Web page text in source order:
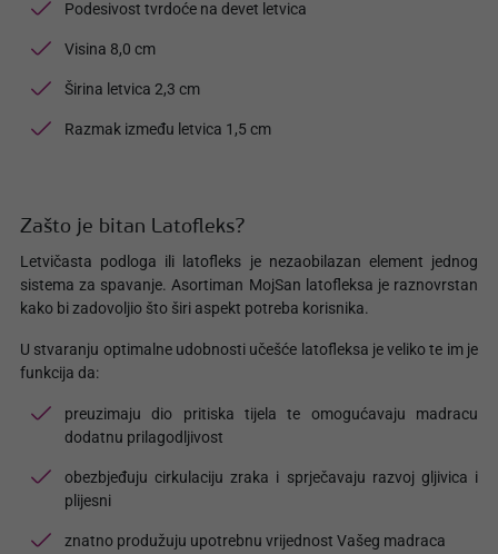
Podesivost tvrdoće na devet letvica
Visina 8,0 cm
Širina letvica 2,3 cm
Razmak između letvica 1,5 cm
Zašto je bitan Latofleks?
Letvičasta podloga ili latofleks je nezaobilazan element jednog
sistema za spavanje. Asortiman MojSan latofleksa je raznovrstan
kako bi zadovoljio što širi aspekt potreba korisnika.
U stvaranju optimalne udobnosti učešće latofleksa je veliko te im je
funkcija da:
preuzimaju dio pritiska tijela te omogućavaju madracu
dodatnu prilagodljivost
obezbjeđuju cirkulaciju zraka i sprječavaju razvoj gljivica i
plijesni
znatno produžuju upotrebnu vrijednost Vašeg madraca